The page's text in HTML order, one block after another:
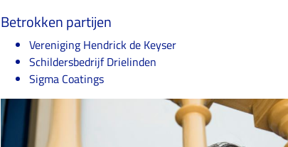
Betrokken partijen
Vereniging Hendrick de Keyser
Schildersbedrijf Drielinden
Sigma Coatings